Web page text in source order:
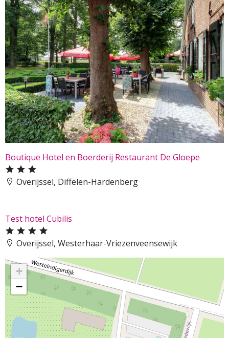
Boutique Hotel en Boerderij Restaurant De Gloepe
Overijssel, Diffelen-Hardenberg
Test hotel Cubilis
Overijssel, Westerhaar-Vriezenveensewijk
+
−